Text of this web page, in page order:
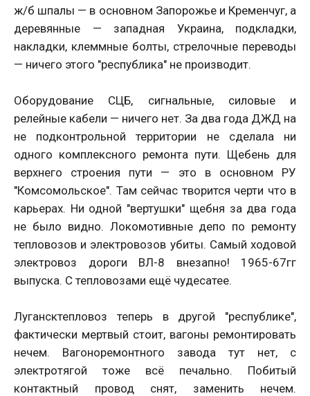
ж/б шпалы — в основном Запорожье и Кременчуг, а
деревянные — западная Украина, подкладки,
накладки, клеммные болты, стрелочные переводы
— ничего этого "республика" не производит.
Оборудование СЦБ, сигнальные, силовые и
релейные кабели — ничего нет. За два года ДЖД на
не подконтрольной территории не сделала ни
одного комплексного ремонта пути. Щебень для
верхнего строения пути — это в основном РУ
"Комсомольское". Там сейчас творится черти что в
карьерах. Ни одной "вертушки" щебня за два года
не было видно. Локомотивные депо по ремонту
тепловозов и электровозов убиты. Самый ходовой
электровоз дороги ВЛ-8 внезапно! 1965-67гг
выпуска. С тепловозами ещё чудесатее.
Лугансктепловоз теперь в другой "республике",
фактически мертвый стоит, вагоны ремонтировать
нечем. Вагоноремонтного завода тут нет, с
электротягой тоже всё печально. Побитый
контактный провод снят, заменить нечем.